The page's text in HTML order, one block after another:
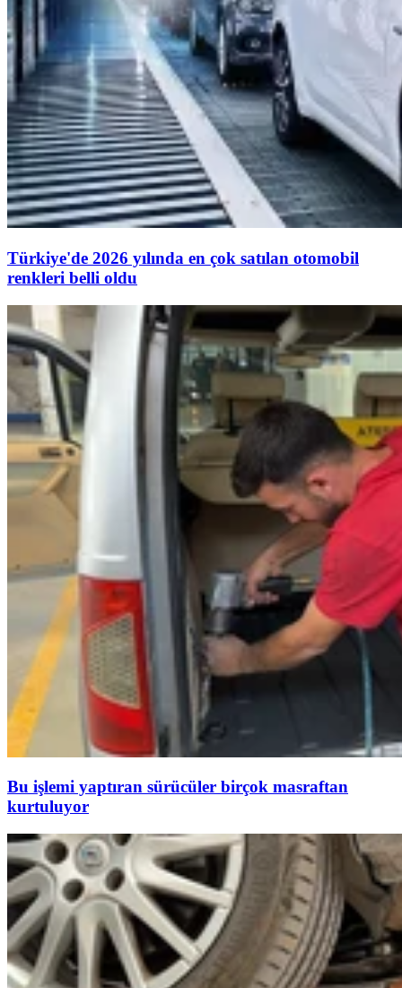
Türkiye'de 2026 yılında en çok satılan otomobil
renkleri belli oldu
Bu işlemi yaptıran sürücüler birçok masraftan
kurtuluyor